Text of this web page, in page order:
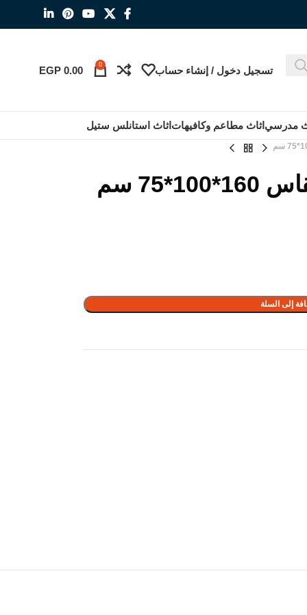
تسجيل دخول / إنشاء حساب 0
EGP 0.00
مدرسي اثاث مطاعم وكافيهات اثاث استانلس ستيل
سم
إلى السلة